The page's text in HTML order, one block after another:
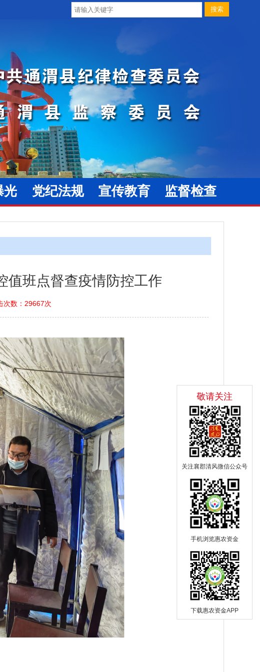
光 党纪法规 宣传教育 监督检查
值班点督查疫情防控工作
数：29667次
敬请关注
关注襄郡清风微信公众号
手机浏览惠农资金
下载惠农资金APP